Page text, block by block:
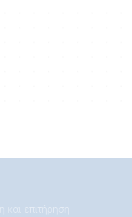
επιτήρηση